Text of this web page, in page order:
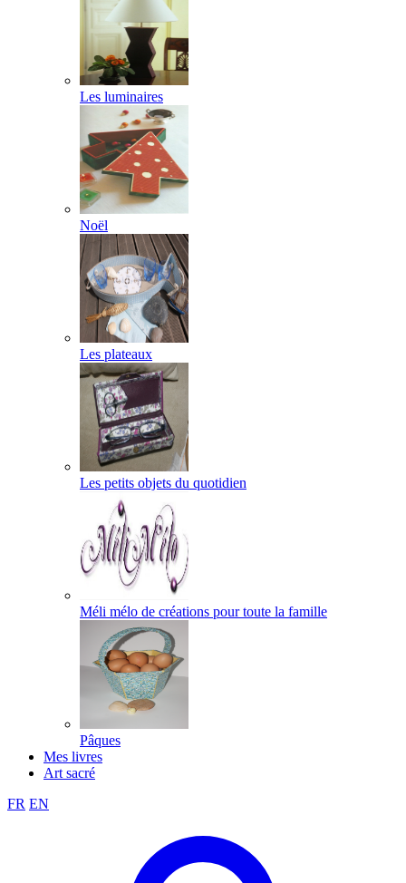
Les luminaires
Noël
Les plateaux
Les petits objets du quotidien
Méli mélo de créations pour toute la famille
Pâques
Mes livres
Art sacré
FR EN